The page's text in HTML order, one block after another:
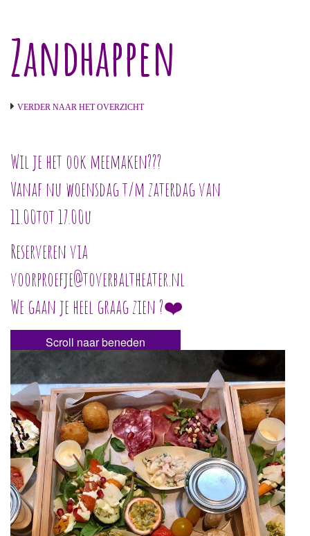
Zandhappen
VERDER NAAR HET OVERZICHT
Wil je het ook meemaken???
Vanaf nu woensdag t/m zaterdag van
11.00tot 17.00u
Reserveren via
voorproefje@toverbaltheater.nl
We gaan je heel graag zien ?❤️
Scroll naar beneden